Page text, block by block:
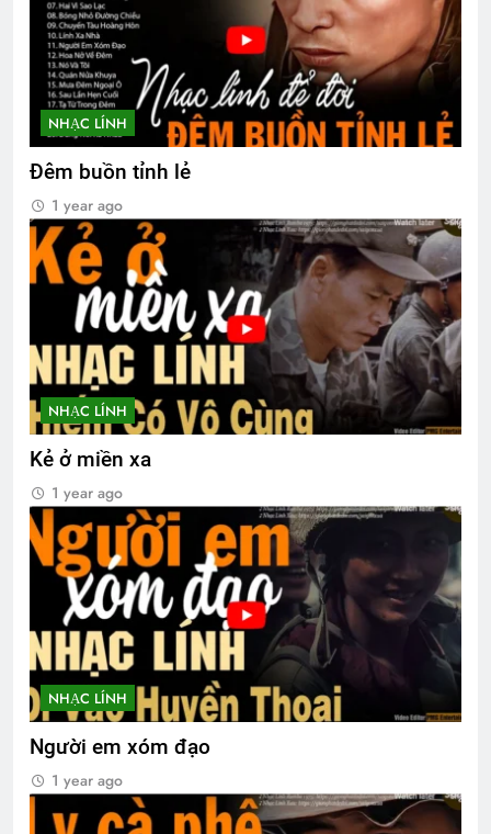
NHẠC LÍNH
Đêm buồn tỉnh lẻ
1 year ago
NHẠC LÍNH
Kẻ ở miền xa
1 year ago
NHẠC LÍNH
Người em xóm đạo
1 year ago